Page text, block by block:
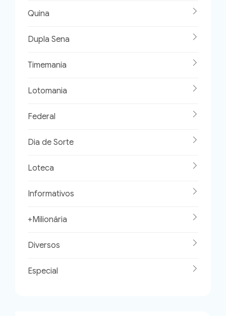
Quina
Dupla Sena
Timemania
Lotomania
Federal
Dia de Sorte
Loteca
Informativos
+Milionária
Diversos
Especial